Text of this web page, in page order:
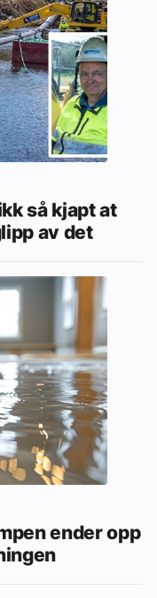
så kjapt at
av det
ender opp